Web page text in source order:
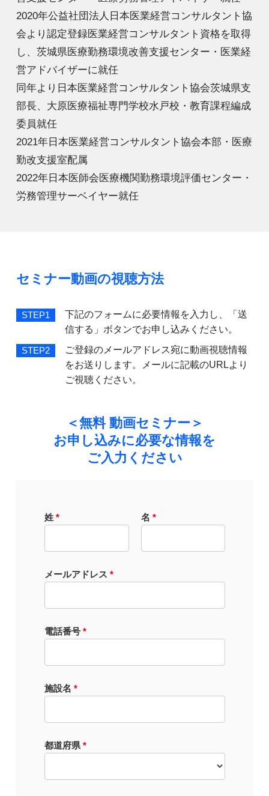
2020年公益社団法人日本医業経営コンサルタント協
会より認定登録医業経営コンサルタント資格を取得
し、茨城県医療勤務環境改善支援センター・医業経
営アドバイザーに就任
同年より日本医業経営コンサルタント協会茨城県支
部長、大原医療福祉専門学校水戸校・教育課程編成
委員就任
2021年日本医業経営コンサルタント協会本部・医療
勤改支援室配属
2022年日本医師会医療機関勤務環境評価センター・
労務管理サーベイヤー就任
セミナー動画の視聴方法
STEP1
下記のフォームに必要情報を入力し、「送
信する」ボタンでお申し込みください。
STEP2
ご登録のメールアドレス宛に動画視聴情報
をお送りします。メールに記載のURLより
ご視聴ください。
＜無料 動画セミナー＞
お申し込みに必要な情報を
ご入力ください